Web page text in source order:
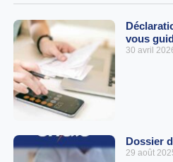
vous
30 avril
Dossier
29 août